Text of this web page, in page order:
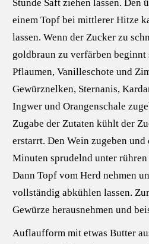
Stunde Saft ziehen lassen. Den
einem Topf bei mittlerer Hitze
lassen. Wenn der Zucker zu
goldbraun zu verfärben beginnt
Pflaumen, Vanilleschote und
Gewürznelken, Sternanis,
Ingwer und Orangenschale
Zugabe der Zutaten kühlt der
erstarrt. Den Wein zugeben
Minuten sprudelnd unter rühren
Dann Topf vom Herd nehmen
vollständig abkühlen lassen.
Gewürze herausnehmen und
Auflaufform mit etwas Butter